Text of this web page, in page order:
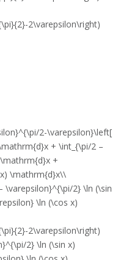
2\varepsilon\right)
2-\varepsilon}\left[
+ \int_{\pi/2 –
+
\mathrm{d}x\\
\varepsilon}^{\pi/2} \ln (\sin
\ln (\cos x)
2\varepsilon\right)
2} \ln (\sin x)